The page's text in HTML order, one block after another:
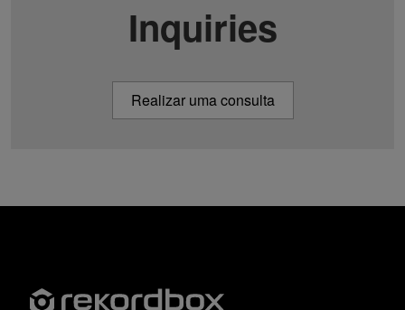
Inquiries
Realizar uma consulta